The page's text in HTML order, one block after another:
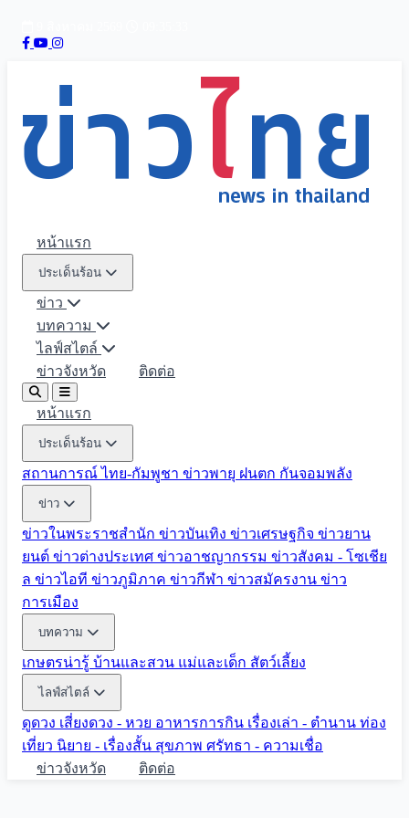
หน้าแรก
ประเด็นร้อน
ข่าว
บทความ
ไลฟ์สไตล์
ข่าวจังหวัด
ติดต่อ
หน้าแรก
ประเด็นร้อน
สถานการณ์ ไทย-กัมพูชา ข่าวพายุ ฝนตก กันจอมพลัง
ข่าว
ข่าวในพระราชสำนัก ข่าวบันเทิง ข่าวเศรษฐกิจ ข่าวยาน
ยนต์ ข่าวต่างประเทศ ข่าวอาชญากรรม ข่าวสังคม - โซเชีย
ล ข่าวไอที ข่าวภูมิภาค ข่าวกีฬา ข่าวสมัครงาน ข่าว
การเมือง
บทความ
เกษตรน่ารู้ บ้านและสวน แม่และเด็ก สัตว์เลี้ยง
ไลฟ์สไตล์
ดูดวง เสี่ยงดวง - หวย อาหารการกิน เรื่องเล่า - ตำนาน ท่อง
เที่ยว นิยาย - เรื่องสั้น สุขภาพ ศรัทธา - ความเชื่อ
ข่าวจังหวัด
ติดต่อ